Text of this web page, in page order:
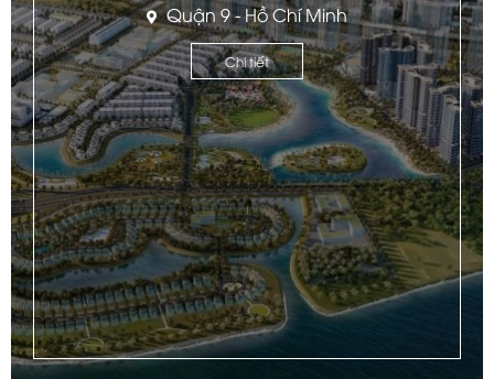
Quận 9 - Hồ Chí Minh
Chi tiết